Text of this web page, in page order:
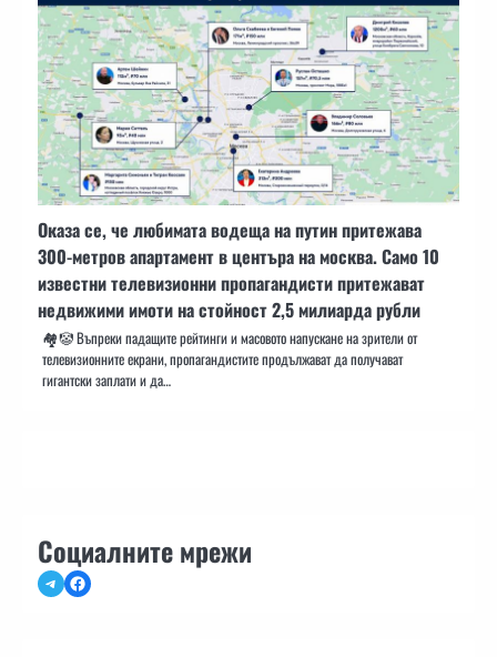
Оказа се, че любимата водеща на путин притежава
300-метров апартамент в центъра на москва. Само 10
известни телевизионни пропагандисти притежават
недвижими имоти на стойност 2,5 милиарда рубли
🏘🤡 Въпреки падащите рейтинги и масовото напускане на зрители от
телевизионните екрани, пропагандистите продължават да получават
гигантски заплати и да…
Социалните мрежи
TelegramFacebook